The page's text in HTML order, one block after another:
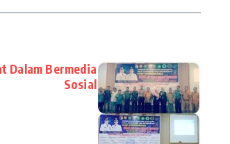
Dalam Bermedia
Sosial